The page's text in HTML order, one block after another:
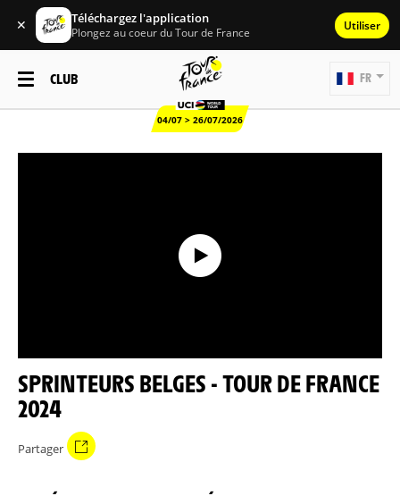
✕ Téléchargez l'application
Plongez au coeur du Tour de France Utiliser
CLUB
04/07 > 26/07/2026
FR
SPRINTEURS BELGES - TOUR DE FRANCE
2024
Partager